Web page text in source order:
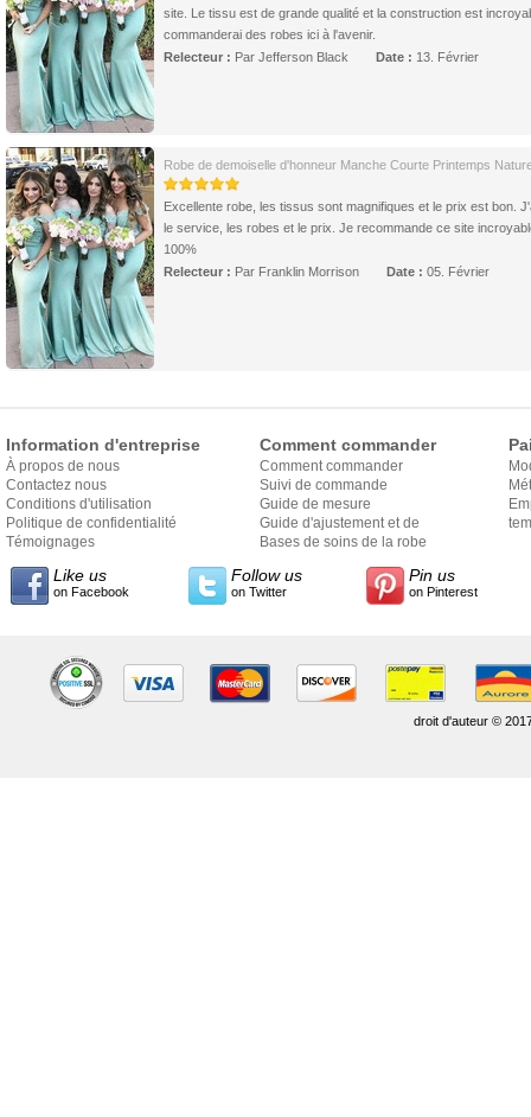
site. Le tissu est de grande qualité et la construction est
commanderai des robes ici à l'avenir.
Relecteur : Par Jefferson Black Date : 13. Février
Robe de demoiselle d'honneur Manche Courte Printemps
Excellente robe, les tissus sont magnifiques et le prix est bon.
le service, les robes et le prix. Je recommande ce site
100%
Relecteur : Par Franklin Morrison Date : 05. Février
Information d'entreprise
À propos de nous
Contactez nous
Conditions d'utilisation
Politique de confidentialité
Témoignages
Comment commander
Comment commander
Suivi de commande
Guide de mesure
Guide d'ajustement et de
style
Bases de soins de la robe
Like us
on Facebook
Follow us
on Twitter
Pin us
on Pinterest
droit d'auteur ©